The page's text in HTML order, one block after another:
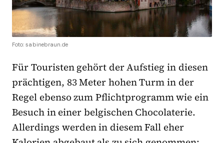
Foto: sabinebraun.de
Für Touristen gehört der Aufstieg in diesen
prächtigen, 83 Meter hohen Turm in der
Regel ebenso zum Pflichtprogramm wie ein
Besuch in einer belgischen Chocolaterie.
Allerdings werden in diesem Fall eher